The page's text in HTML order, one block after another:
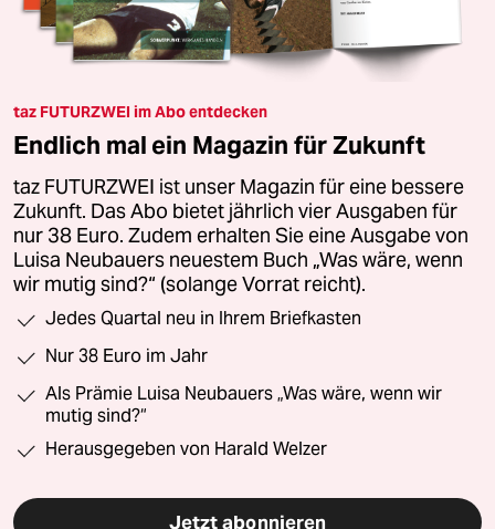
taz FUTURZWEI im Abo entdecken
Endlich mal ein Magazin für Zukunft
taz FUTURZWEI ist unser Magazin für eine bessere
Zukunft. Das Abo bietet jährlich vier Ausgaben für
nur 38 Euro. Zudem erhalten Sie eine Ausgabe von
Luisa Neubauers neuestem Buch „Was wäre, wenn
wir mutig sind?“ (solange Vorrat reicht).
Jedes Quartal neu in Ihrem Briefkasten
Nur 38 Euro im Jahr
Als Prämie Luisa Neubauers „Was wäre, wenn wir
mutig sind?“
Herausgegeben von Harald Welzer
Jetzt abonnieren